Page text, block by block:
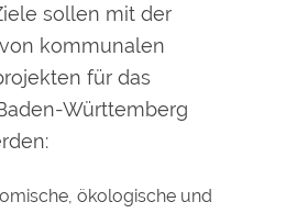
sollen mit der
kommunalen
für das
Württemberg
ökologische und